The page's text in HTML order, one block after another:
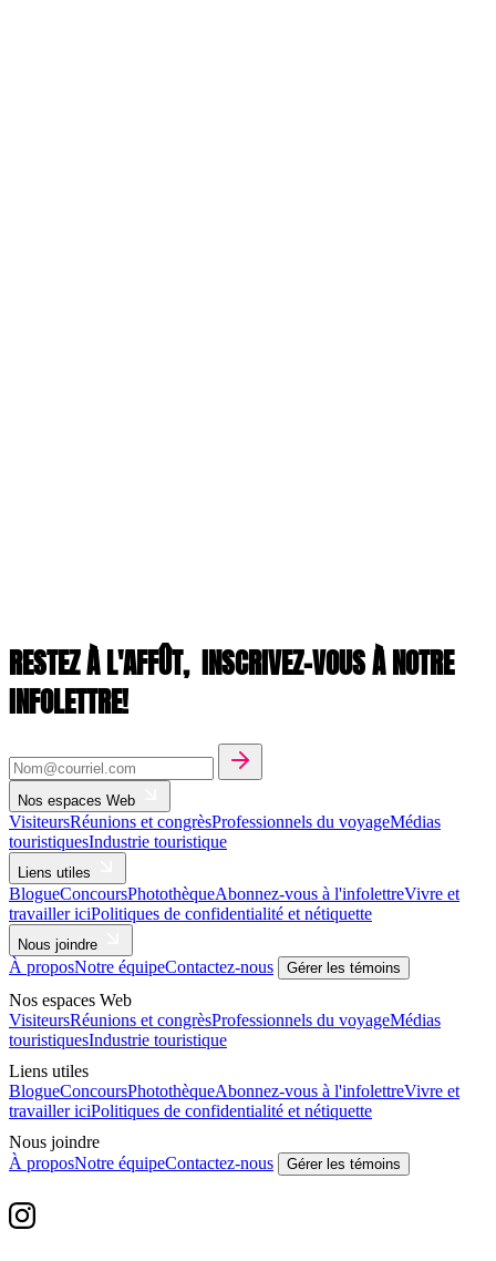
RESTEZ À L'AFFÛT, INSCRIVEZ-VOUS À NOTRE
INFOLETTRE!
Nos espaces Web
VisiteursRéunions et congrèsProfessionnels du voyageMédias
touristiquesIndustrie touristique
Liens utiles
BlogueConcoursPhotothèqueAbonnez-vous à l'infolettreVivre et
travailler iciPolitiques de confidentialité et nétiquette
Nous joindre
À proposNotre équipeContactez-nous Gérer les témoins
Nos espaces Web
VisiteursRéunions et congrèsProfessionnels du voyageMédias
touristiquesIndustrie touristique
Liens utiles
BlogueConcoursPhotothèqueAbonnez-vous à l'infolettreVivre et
travailler iciPolitiques de confidentialité et nétiquette
Nous joindre
À proposNotre équipeContactez-nous Gérer les témoins